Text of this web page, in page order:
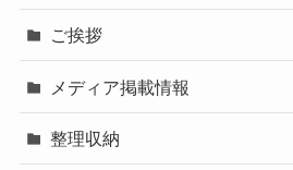
ご挨拶
メディア掲載情報
整理収納